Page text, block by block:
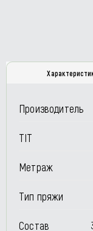
Производитель
TIT
Метраж
Тип пряжи
Состав